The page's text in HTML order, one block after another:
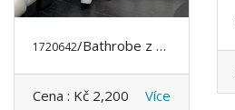
1720642/Bathrobe z DIOR
Cena : Kč 2,200 Více